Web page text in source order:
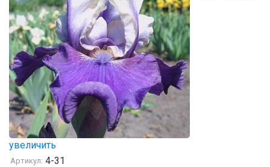
увеличить
Артикул: 4-31